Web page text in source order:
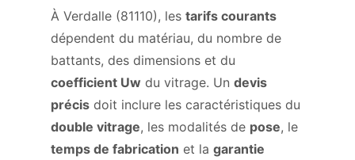
À Verdalle (81110), les tarifs courants
dépendent du matériau, du nombre de
battants, des dimensions et du
coefficient Uw du vitrage. Un devis
précis doit inclure les caractéristiques du
double vitrage, les modalités de pose, le
temps de fabrication et la garantie